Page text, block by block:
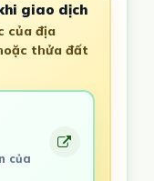
giao dịch
của địa
thửa đất
của